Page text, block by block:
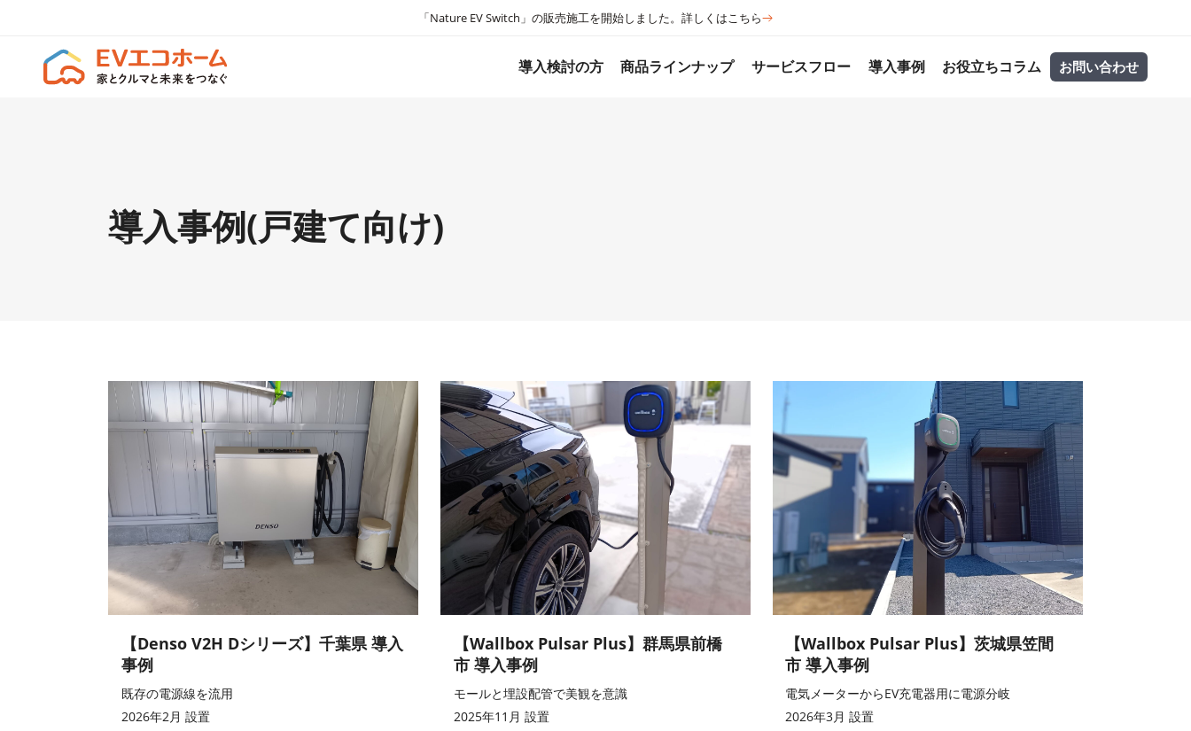
「Nature EV Switch」の販売施工を開始しました。詳しくはこちら
導入検討の方 商品ラインナップ サービスフロー 導入事例 お役立ちコラム お問い合わせ
導入事例(戸建て向け)
【Denso V2H Dシリーズ】千葉県 導入
事例
既存の電源線を流用
2026年2月 設置
【Wallbox Pulsar Plus】群馬県前橋
市 導入事例
モールと埋設配管で美観を意識
2025年11月 設置
【Wallbox Pulsar Plus】茨城県笠間
市 導入事例
電気メーターからEV充電器用に電源分岐
2026年3月 設置